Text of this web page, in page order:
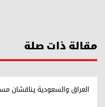
مقالة ذات صلة
العراق والسعودية يناقشان